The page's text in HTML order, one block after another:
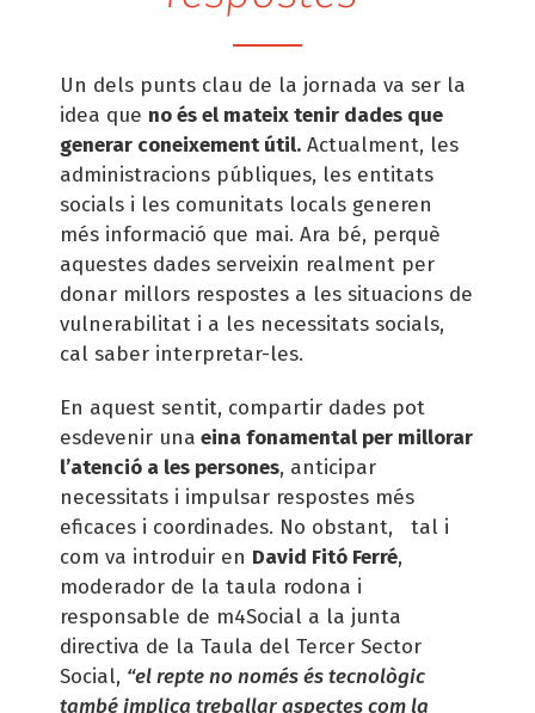
Un dels punts clau de la jornada va ser la
idea que no és el mateix tenir dades que
generar coneixement útil. Actualment, les
administracions públiques, les entitats
socials i les comunitats locals generen
més informació que mai. Ara bé, perquè
aquestes dades serveixin realment per
donar millors respostes a les situacions de
vulnerabilitat i a les necessitats socials,
cal saber interpretar-les.
En aquest sentit, compartir dades pot
esdevenir una eina fonamental per millorar
l’atenció a les persones, anticipar
necessitats i impulsar respostes més
eficaces i coordinades. No obstant, tal i
com va introduir en David Fitó Ferré,
moderador de la taula rodona i
responsable de m4Social a la junta
directiva de la Taula del Tercer Sector
Social, “el repte no només és tecnològic
també implica treballar aspectes com la